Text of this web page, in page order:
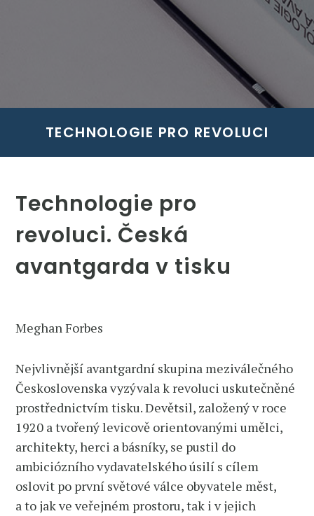
TECHNOLOGIE PRO REVOLUCI
Technologie pro
revoluci. Česká
avantgarda v tisku
Meghan Forbes
Nejvlivnější avantgardní skupina meziválečného
Československa vyzývala k revoluci uskutečněné
prostřednictvím tisku. Devětsil, založený v roce
1920 a tvořený levicově orientovanými umělci,
architekty, herci a básníky, se pustil do
ambiciózního vydavatelského úsilí s cílem
oslovit po první světové válce obyvatele měst,
a to jak ve veřejném prostoru, tak i v jejich